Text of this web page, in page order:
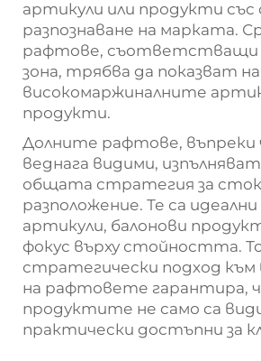
артикули или продукти със
разпознаване на марката.
рафтове, съответстващи
зона, трябва да показват
високомаржиналните
продукти.
Долните рафтове, въпреки
веднага видими,
общата стратегия за
разположение. Те са
артикули, балонови
фокус върху стойността.
стратегически подход към
на рафтовете гарантира,
продуктите не само са
практически достъпни за